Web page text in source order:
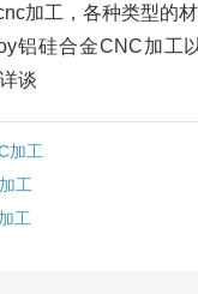
加工，各种类型的
铝硅合金CNC加工
谈
加工
工
工